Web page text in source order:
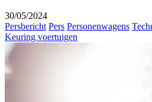
30/05/2024
Persbericht Pers Personenwagens
Keuring voertuigen